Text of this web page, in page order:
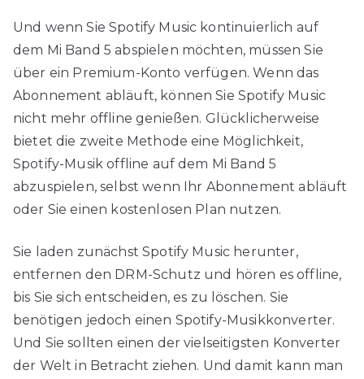
Und wenn Sie Spotify Music kontinuierlich auf
dem Mi Band 5 abspielen möchten, müssen Sie
über ein Premium-Konto verfügen. Wenn das
Abonnement abläuft, können Sie Spotify Music
nicht mehr offline genießen. Glücklicherweise
bietet die zweite Methode eine Möglichkeit,
Spotify-Musik offline auf dem Mi Band 5
abzuspielen, selbst wenn Ihr Abonnement abläuft
oder Sie einen kostenlosen Plan nutzen.
Sie laden zunächst Spotify Music herunter,
entfernen den DRM-Schutz und hören es offline,
bis Sie sich entscheiden, es zu löschen. Sie
benötigen jedoch einen Spotify-Musikkonverter.
Und Sie sollten einen der vielseitigsten Konverter
der Welt in Betracht ziehen. Und damit kann man